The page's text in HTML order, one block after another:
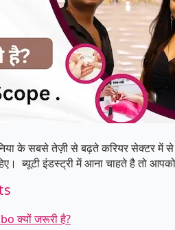
के सबसे तेज़ी से बढ़ते करियर सेक्टर में
ब्यूटी इंडस्ट्री में आना चाहते है तो
क्यों जरूरी है?